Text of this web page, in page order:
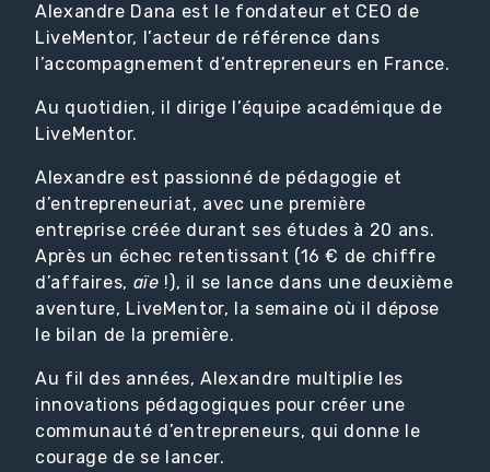
Alexandre Dana est le fondateur et CEO de
LiveMentor, l’acteur de référence dans
l’accompagnement d’entrepreneurs en France.
Au quotidien, il dirige l’équipe académique de
LiveMentor.
Alexandre est passionné de pédagogie et
d’entrepreneuriat, avec une première
entreprise créée durant ses études à 20 ans.
Après un échec retentissant (16 € de chiffre
d’affaires, aïe !), il se lance dans une deuxième
aventure, LiveMentor, la semaine où il dépose
le bilan de la première.
Au fil des années, Alexandre multiplie les
innovations pédagogiques pour créer une
communauté d’entrepreneurs, qui donne le
courage de se lancer.